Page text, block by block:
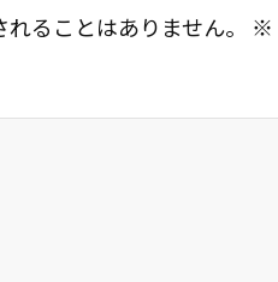
ることはありません。 ※